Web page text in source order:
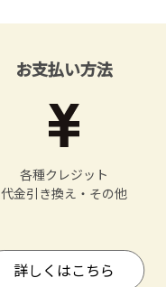
お支払い方法
各種クレジット
代金引き換え・その他
詳しくはこちら